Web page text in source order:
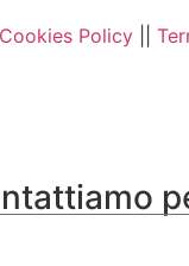
Cookies Policy